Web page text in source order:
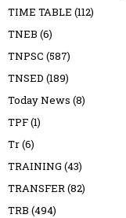
TIME TABLE (112)
TNEB (6)
TNPSC (587)
TNSED (189)
Today News (8)
TPF(1)
Tr(6)
TRAINING (43)
TRANSFER(82)
TRB (494)